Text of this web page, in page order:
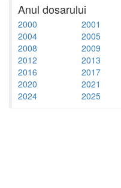
Anul dosarului
2000 2001
2004
2005
2008
2009
2012
2013
2016
2017
2020
2021
2024
2025